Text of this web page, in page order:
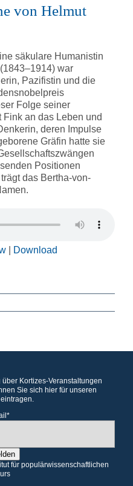
von Helmut
säkulare Humanistin
war
Pazifistin und die
Folge seiner
an das Leben und
deren Impulse
Gräfin hatte sie
Positionen
das Bertha-von-
Download
Kortizes-Veranstaltungen
Sie sich hier für unseren
eintragen.
für populärwissenschaftlichen